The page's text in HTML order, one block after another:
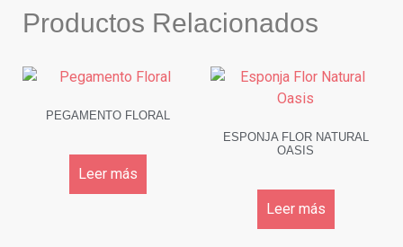
Productos Relacionados
PEGAMENTO FLORAL
Leer más
ESPONJA FLOR NATURAL
OASIS
Leer más